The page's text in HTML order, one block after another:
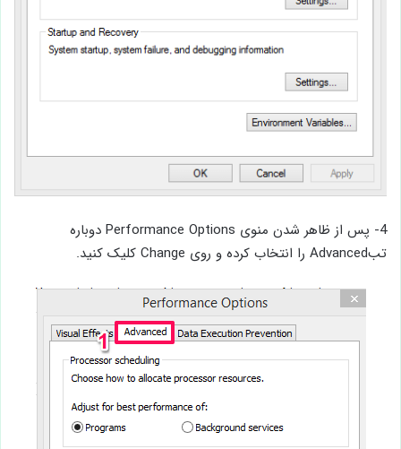
4- پس از ظاهر شدن منوی Performance Options دوباره
تبAdvanced را انتخاب کرده و روی Change کلیک کنید.